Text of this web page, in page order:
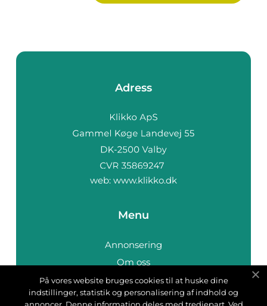
Adress
web: www.klikko.dk
Menu
Annonsering
Om oss
Cookies
Kontakta oss
På vores website bruges cookies til at huske dine
indstillinger, statistik og personalisering af indhold og